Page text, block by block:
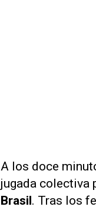
A los doce
jugada colectiva
Brasil. Tras los